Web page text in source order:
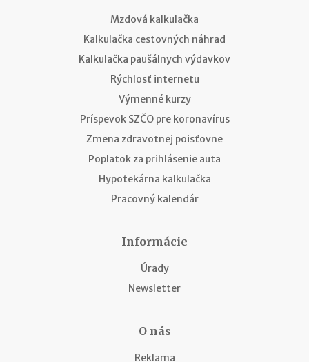
Mzdová kalkulačka
Kalkulačka cestovných náhrad
Kalkulačka paušálnych výdavkov
Rýchlosť internetu
Výmenné kurzy
Príspevok SZČO pre koronavírus
Zmena zdravotnej poisťovne
Poplatok za prihlásenie auta
Hypotekárna kalkulačka
Pracovný kalendár
Informácie
Úrady
Newsletter
O nás
Reklama